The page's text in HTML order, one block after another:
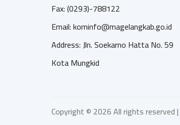
Fax: (0293)-788122
Email: kominfo@magelangkab.go.id
Address: Jln. Soekarno Hatta No. 59
Kota Mungkid
Copyright © 2026 All rights reserved |